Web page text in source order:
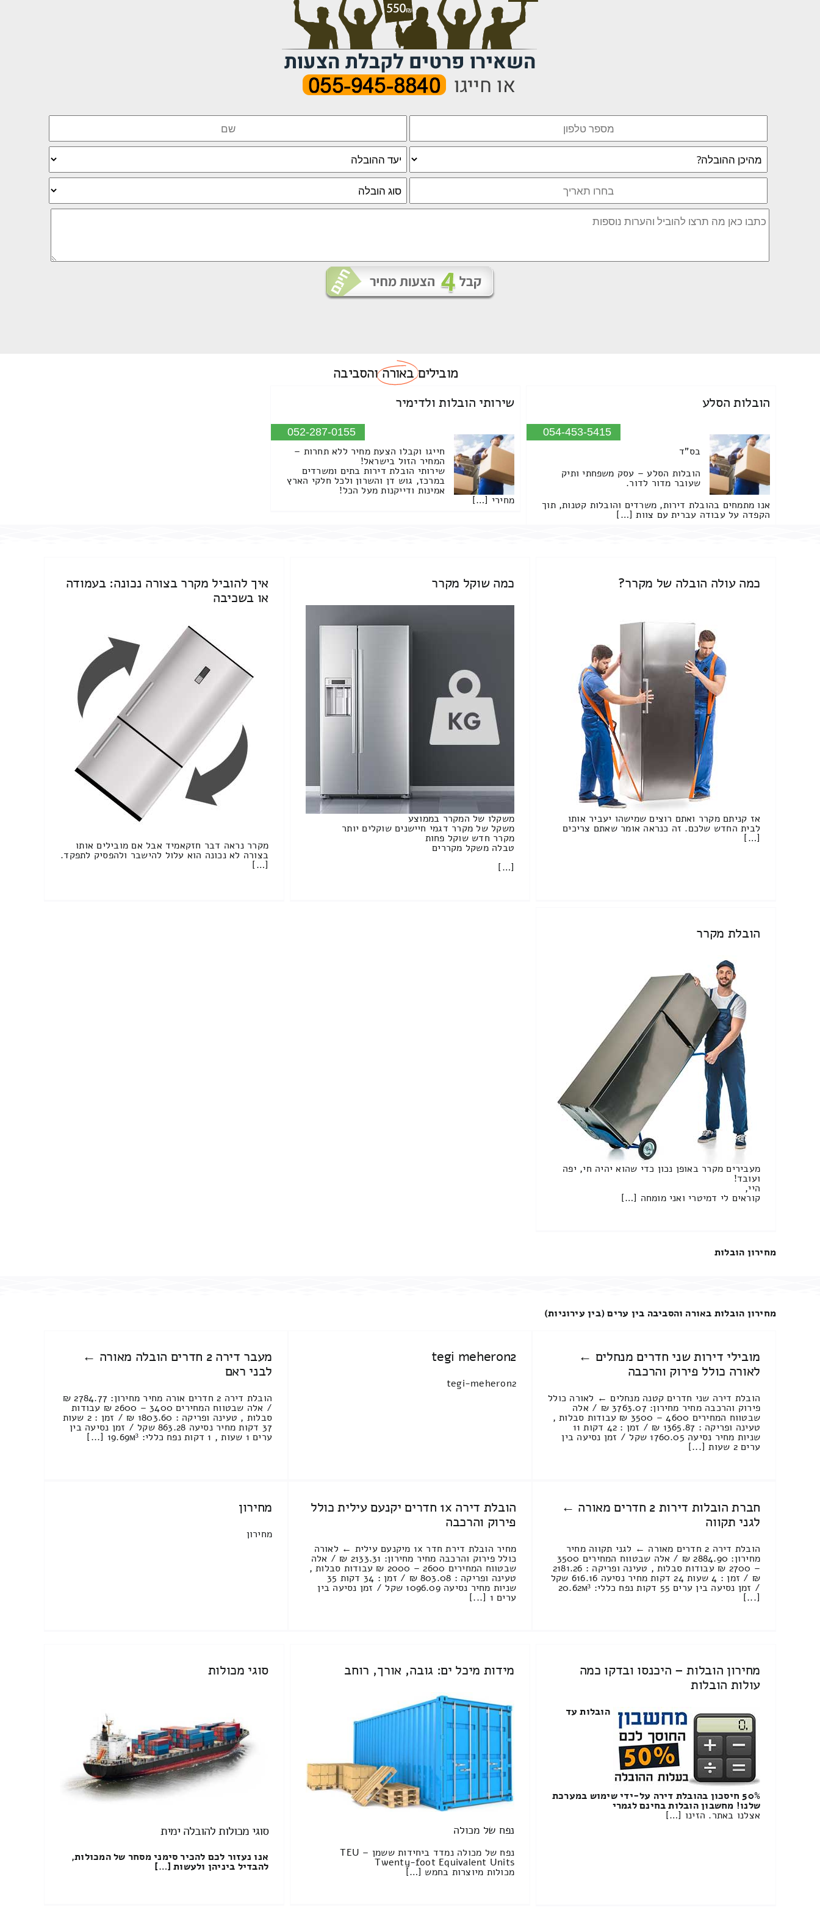
מוביליםבאורהוהסביבה
הובלות הסלע
054-453-5415
בס"ד
הובלות הסלע – עסק משפחתי ותיק
שעובר מדור לדור.
אנו מתמחים בהובלת דירות, משרדים והובלות קטנות, תוך
הקפדה על עבודה עברית עם צוות […]
שירותי הובלות ולדימיר
052-287-0155
חייגו וקבלו הצעת מחיר ללא תחרות –
המחיר הזול בישראל!
שירותי הובלת דירות בתים ומשרדים
במרכז, גוש דן והשרון ולכל חלקי הארץ
אמינות ודייקנות מעל הכל!
מחירי […]
כמה עולה הובלה של מקרר?
אז קניתם מקרר ואתם רוצים שמישהו יעביר אותו
לבית החדש שלכם. זה כנראה אומר שאתם צריכים
[…]
כמה שוקל מקרר
משקלו של המקרר בממוצע
משקל של מקרר דגמי חיישנים שוקלים יותר
מקרר חדש שוקל פחות
טבלה משקל מקררים
[…]
איך להוביל מקרר בצורה נכונה: בעמודה
או בשכיבה
מקרר נראה דבר חזקאמיד אבל אם מובילים אותו
בצורה לא נכונה הוא עלול להישבר ולהפסיק לתפקד.
[…]
הובלת מקרר
מעבירים מקרר באופן נכון כדי שהוא יהיה חי, יפה
ועובד!
היי,
קוראים לי דמיטרי ואני מומחה […]
מחירון הובלות
מחירון הובלות באורה והסביבה בין ערים (בין עירוניות)
מובילי דירות שני חדרים מנחלים ←
לאורה כולל פירוק והרכבה
הובלת דירה שני חדרים קטנה מנחלים ← לאורה כולל
פירוק והרכבה מחיר מחירון: 3763.07 ₪ / אלה
שבטווח המחירים 4600 – 3500 ₪ עבודות סבלות ,
טעינה ופריקה : 1365.87 ₪ / זמן : 42 דקות 11
שניות מחיר נסיעה 1760.05 שקל / זמן נסיעה בין
ערים 2 שעות [...]
tegi meheron2
tegi-meheron2
מעבר דירה 2 חדרים הובלה מאורה ←
לבני ראם
הובלת דירה 2 חדרים אורה מחיר מחירון: 2784.77 ₪
/ אלה שבטווח המחירים 3400 – 2600 ₪ עבודות
סבלות , טעינה ופריקה : 1803.60 ₪ / זמן : 2 שעות
37 דקות מחיר נסיעה 863.28 שקל / זמן נסיעה בין
ערים 1 שעות , 1 דקות נפח כללי: 19.69м³ [...]
חברת הובלות דירות 2 חדרים מאורה ←
לגני תקווה
הובלת דירה 2 חדרים מאורה ← לגני תקווה מחיר
מחירון: 2884.90 ₪ / אלה שבטווח המחירים 3500
– 2700 ₪ עבודות סבלות , טעינה ופריקה : 2181.26
₪ / זמן : 4 שעות 24 דקות מחיר נסיעה 616.16 שקל
/ זמן נסיעה בין ערים 55 דקות נפח כללי: 20.62м³
[...]
הובלת דירה 1x חדרים יקנעם עילית כולל
פירוק והרכבה
מחיר הובלת דירת חדר 1x מיקנעם עילית ← לאורה
כולל פירוק והרכבה מחיר מחירון: 2133.31 ₪ / אלה
שבטווח המחירים 2600 – 2000 ₪ עבודות סבלות ,
טעינה ופריקה : 803.08 ₪ / זמן : 34 דקות 35
שניות מחיר נסיעה 1096.09 שקל / זמן נסיעה בין
ערים 1 [...]
מחירון
מחירון
מחירון הובלות – היכנסו ובדקו כמה
עולות הובלות
הובלות עד
50% חיסכון בהובלת דירה על-ידי שימוש במערכת
שלנו! מחשבון הובלות בחינם לגמרי
אצלנו באתר. הזינו […]
מידות מיכל ים: גובה, אורך, רוחב
נפח של מכולה
נפח של מכולה נמדד ביחידות ששמן TEU –
Twenty-foot Equivalent Units
מכולות מיוצרות בחמש […]
סוגי מכולות
סוגי מכולות להובלה ימית
אנו נעזור לכם להכיר סימני מסחר של המכולות,
להבדיל ביניהן ולעשות […]